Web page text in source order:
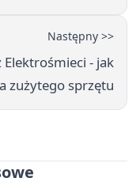
Następny >>
- jak
zużytego sprzętu